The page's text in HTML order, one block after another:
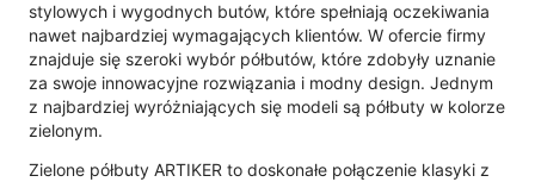
stylowych i wygodnych butów, które spełniają oczekiwania
nawet najbardziej wymagających klientów. W ofercie firmy
znajduje się szeroki wybór półbutów, które zdobyły uznanie
za swoje innowacyjne rozwiązania i modny design. Jednym
z najbardziej wyróżniających się modeli są półbuty w kolorze
zielonym.
Zielone półbuty ARTIKER to doskonałe połączenie klasyki z